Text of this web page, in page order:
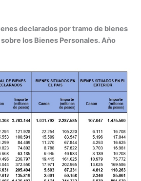
declarados por tramo de bienes
los Bienes Personales. Año